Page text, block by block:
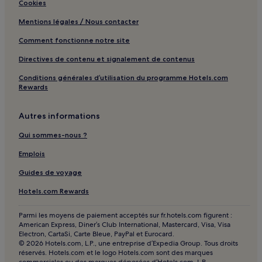
Ancienne rue Qinghefang : Hôtels avec centre de fitness à
Huzhou : hôtels Hôtels avec centre de fitness
Huzhou : hôtels Hôtels pas chers
Huzhou : hôtels 2 étoiles
Huzhou : hôtels 3 étoiles
Huzhou : hôtels 5 étoiles
Huzhou : hôtels Hôtels d’affaires
Huzhou : hôtels Hôtels LGBTQIA+ friendly
Jiaxing : hôtels Hôtels avec parking
Jiaxing : hôtels Hôtels avec petit-déjeuner gratuit
Cookies
Mentions légales / Nous contacter
Comment fonctionne notre site
Directives de contenu et signalement de contenus
Conditions générales d’utilisation du programme Hotels.com
Rewards
Autres informations
Qui sommes-nous ?
Emplois
Guides de voyage
Hotels.com Rewards
Parmi les moyens de paiement acceptés sur fr.hotels.com figurent :
American Express, Diner’s Club International, Mastercard, Visa, Visa
Electron, CartaSi, Carte Bleue, PayPal et Eurocard.
© 2026 Hotels.com, L.P., une entreprise d’Expedia Group. Tous droits
réservés. Hotels.com et le logo Hotels.com sont des marques